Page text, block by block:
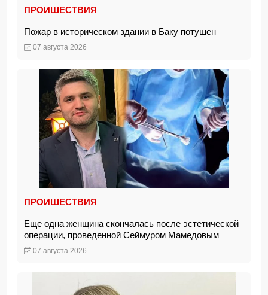
ПРОИШЕСТВИЯ
Пожар в историческом здании в Баку потушен
07 августа 2026
ПРОИШЕСТВИЯ
Еще одна женщина скончалась после эстетической
операции, проведенной Сеймуром Мамедовым
07 августа 2026